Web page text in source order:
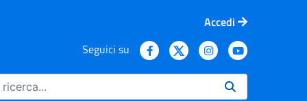
Accedi
Seguici su